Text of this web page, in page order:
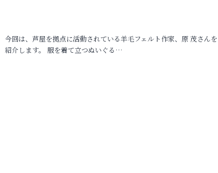
今回は、芦屋を拠点に活動されている羊毛フェルト作家、原 茂さん
紹介します。 服を着て立つぬいぐる…